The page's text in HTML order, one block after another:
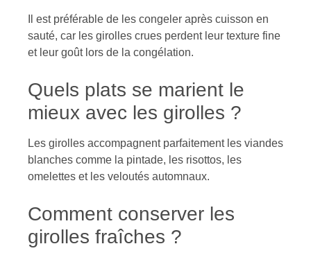
Il est préférable de les congeler après cuisson en
sauté, car les girolles crues perdent leur texture fine
et leur goût lors de la congélation.
Quels plats se marient le
mieux avec les girolles ?
Les girolles accompagnent parfaitement les viandes
blanches comme la pintade, les risottos, les
omelettes et les veloutés automnaux.
Comment conserver les
girolles fraîches ?